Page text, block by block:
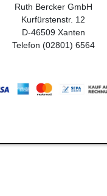
Ruth Bercker GmbH
Kurfürstenstr. 12
D-46509 Xanten
Telefon (02801) 6564